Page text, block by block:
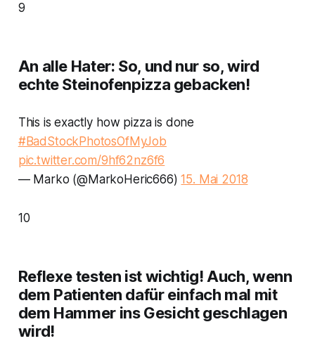
9
An alle Hater: So, und nur so, wird
echte Steinofenpizza gebacken!
This is exactly how pizza is done
#BadStockPhotosOfMyJob
pic.twitter.com/9hf62nz6f6
— Marko (@MarkoHeric666)15. Mai 2018
10
Reflexe testen ist wichtig! Auch, wenn
dem Patienten dafür einfach mal mit
dem Hammer ins Gesicht geschlagen
wird!